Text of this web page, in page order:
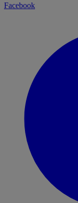
Facebook